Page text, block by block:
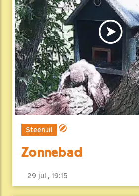
Steenuil
Zonnebad
29 jul , 19:15